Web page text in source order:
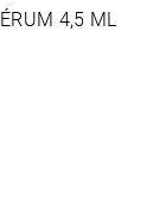
4,5 ML